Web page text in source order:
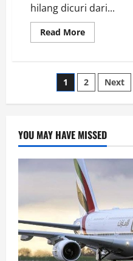
hilang dicuri dari...
Read MoreRead
more
Turis
Thailand
Hilang
Juta
Posts
1 2 Next
YOU MAY HAVE MISSED